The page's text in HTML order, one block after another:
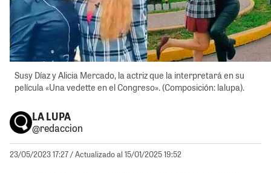
Susy Díaz y Alicia Mercado, la actriz que la interpretará en su
película «Una vedette en el Congreso». (Composición: lalupa).
LA LUPA
@redaccion
23/05/2023 17:27/ Actualizado al 15/01/2025 19:52